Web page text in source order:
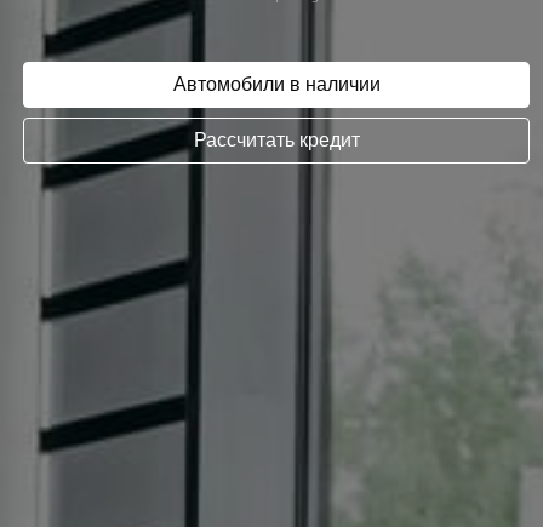
Автомобили в наличии
Рассчитать кредит